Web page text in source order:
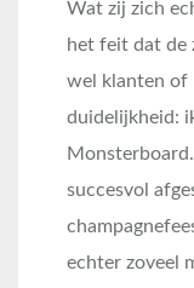
Wat zij zich
het feit dat de
wel klanten of
duidelijkheid:
succesvol
echter zoveel